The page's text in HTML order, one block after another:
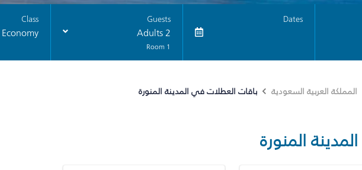
Dates
Guests
2 Adults
1 Room
Class
Economy
المملكة العربية السعودية باقات العطلات في المدينة المنورة
المدينة المنورة